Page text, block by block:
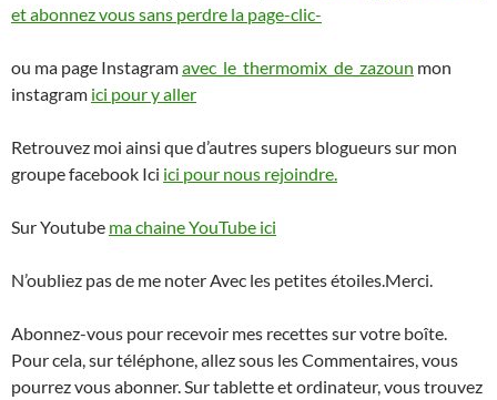
et abonnez vous sans perdre la page-clic-
ou ma page Instagramavec_le_thermomix_de_zazoun mon
instagram ici pour y aller
Retrouvez moi ainsi que d’autres supers blogueurs sur mon
groupe facebook Ici ici pour nous rejoindre.
Sur Youtube ma chaine YouTube ici
N’oubliez pas de me noter Avec les petites étoiles.Merci.
Abonnez-vous pour recevoir mes recettes sur votre boîte.
Pour cela, sur téléphone, allez sous les Commentaires, vous
pourrez vous abonner. Sur tablette et ordinateur, vous trouvez